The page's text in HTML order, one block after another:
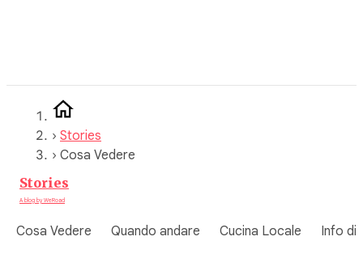
› Stories
› Cosa Vedere
Stories
A blog by WeRoad
Cosa Vedere Quando andare Cucina Locale Info di